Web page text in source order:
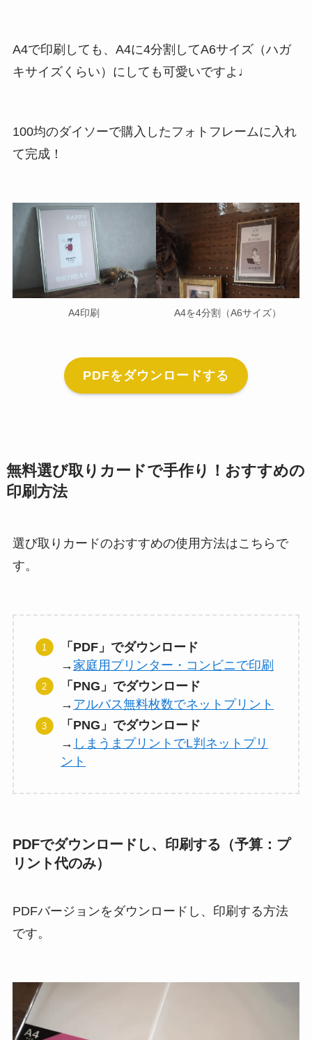
A4で印刷しても、A4に4分割してA6サイズ（ハガ
キサイズくらい）にしても可愛いですよ♩
100均のダイソーで購入したフォトフレームに入れ
て完成！
A4印刷 A4を4分割（A6サイズ）
PDFをダウンロードする
無料選び取りカードで手作り！おすすめの
印刷方法
選び取りカードのおすすめの使用方法はこちらで
す。
「PDF」でダウンロード
→ 家庭用プリンター・コンビニで印刷
「PNG」でダウンロード
→ アルバス無料枚数でネットプリント
「PNG」でダウンロード
→ しまうまプリントでL判ネットプリ
ント
PDFでダウンロードし、印刷する（予算：プ
リント代のみ）
PDFバージョンをダウンロードし、印刷する方法
です。